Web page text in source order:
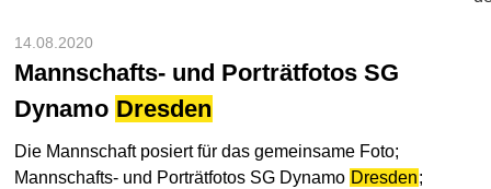
14.08.2020
Mannschafts- und Porträtfotos SG
Dynamo Dresden
Die Mannschaft posiert für das gemeinsame Foto;
Mannschafts- und Porträtfotos SG Dynamo Dresden;